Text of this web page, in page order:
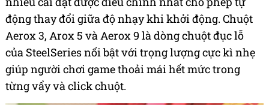
động thay đổi giữa độ nhạy khi khởi động. Chuột
Aerox 3, Arox 5 và Aerox 9 là dòng chuột đục lỗ
của SteelSeries nổi bật với trọng lượng cực kì nhẹ
giúp người chơi game thoải mái hết mức trong
từng vẩy và click chuột.